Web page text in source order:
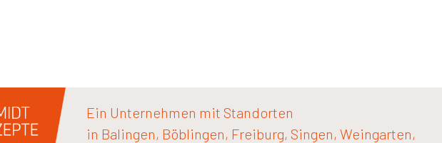
Ein Unternehmen mit Standorten
in Balingen, Böblingen, Freiburg, Singen, Weingarten,